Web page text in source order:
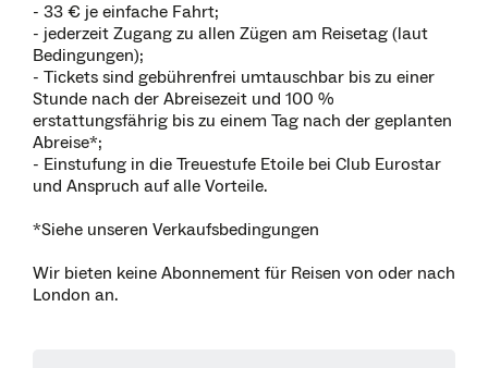
- 33 € je einfache Fahrt;
- jederzeit Zugang zu allen Zügen am Reisetag (laut
Bedingungen);
- Tickets sind gebührenfrei umtauschbar bis zu einer
Stunde nach der Abreisezeit und 100 %
erstattungsfährig bis zu einem Tag nach der geplanten
Abreise*;
- Einstufung in die Treuestufe Etoile bei Club Eurostar
und Anspruch auf alle Vorteile.
*Siehe unseren Verkaufsbedingungen
Wir bieten keine Abonnement für Reisen von oder nach
London an.